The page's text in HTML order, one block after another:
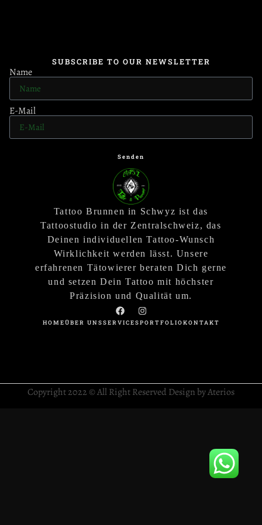
SUBSCRIBE TO OUR NEWSLETTER
Name
E-Mail
Senden
Tattoo Brunnen in Schwyz ist das
Tattoostudio in der Zentralschweiz, das
Deinen individuellen Tattoo-Wunsch
Wirklichkeit werden lässt. Unsere
erfahrenen Tätowierer beraten Dich gerne
und setzen Dein Tattoo mit höchster
Präzision und Qualität um.
HOMEÜBER UNSSERVICESPORTFOLIOKONTAKT
Copyright 2022 © All Right Reserved Design by Aterios